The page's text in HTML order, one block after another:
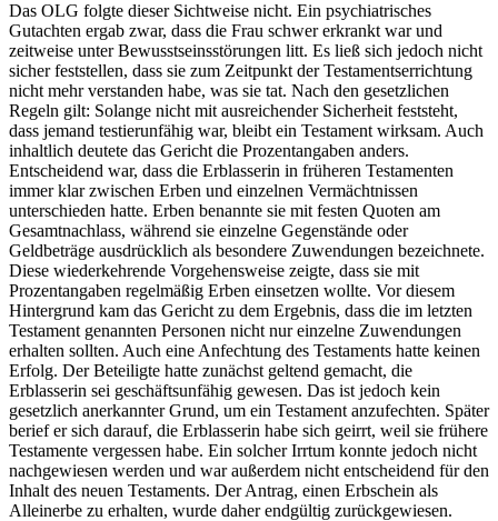
Das OLG folgte dieser Sichtweise nicht. Ein psychiatrisches
Gutachten ergab zwar, dass die Frau schwer erkrankt war und
zeitweise unter Bewusstseinsstörungen litt. Es ließ sich jedoch nicht
sicher feststellen, dass sie zum Zeitpunkt der Testamentserrichtung
nicht mehr verstanden habe, was sie tat. Nach den gesetzlichen
Regeln gilt: Solange nicht mit ausreichender Sicherheit feststeht,
dass jemand testierunfähig war, bleibt ein Testament wirksam. Auch
inhaltlich deutete das Gericht die Prozentangaben anders.
Entscheidend war, dass die Erblasserin in früheren Testamenten
immer klar zwischen Erben und einzelnen Vermächtnissen
unterschieden hatte. Erben benannte sie mit festen Quoten am
Gesamtnachlass, während sie einzelne Gegenstände oder
Geldbeträge ausdrücklich als besondere Zuwendungen bezeichnete.
Diese wiederkehrende Vorgehensweise zeigte, dass sie mit
Prozentangaben regelmäßig Erben einsetzen wollte. Vor diesem
Hintergrund kam das Gericht zu dem Ergebnis, dass die im letzten
Testament genannten Personen nicht nur einzelne Zuwendungen
erhalten sollten. Auch eine Anfechtung des Testaments hatte keinen
Erfolg. Der Beteiligte hatte zunächst geltend gemacht, die
Erblasserin sei geschäftsunfähig gewesen. Das ist jedoch kein
gesetzlich anerkannter Grund, um ein Testament anzufechten. Später
berief er sich darauf, die Erblasserin habe sich geirrt, weil sie frühere
Testamente vergessen habe. Ein solcher Irrtum konnte jedoch nicht
nachgewiesen werden und war außerdem nicht entscheidend für den
Inhalt des neuen Testaments. Der Antrag, einen Erbschein als
Alleinerbe zu erhalten, wurde daher endgültig zurückgewiesen.